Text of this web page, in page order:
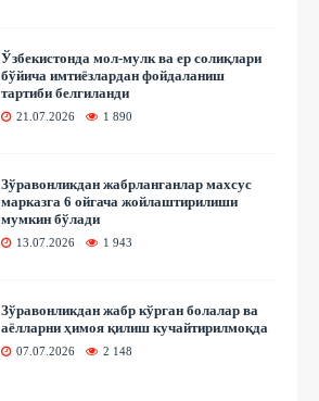
Ўзбекистонда мол-мулк ва ер солиқлари
бўйича имтиёзлардан фойдаланиш
тартиби белгиланди
21.07.2026 1 890
Зўравонликдан жабрланганлар махсус
марказга 6 ойгача жойлаштирилиши
мумкин бўлади
13.07.2026 1 943
Зўравонликдан жабр кўрган болалар ва
аёлларни ҳимоя қилиш кучайтирилмоқда
07.07.2026 2 148